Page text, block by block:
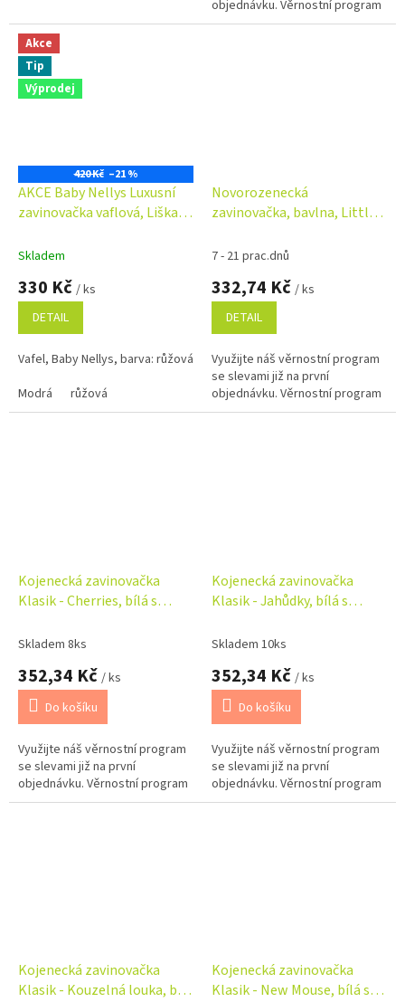
objednávku. Věrnostní program
Akce
Tip
Výprodej
420 Kč –21 %
AKCE Baby Nellys Luxusní
zavinovačka vaflová, Liška a
Skladem
330 Kč / ks
DETAIL
Vafel, Baby Nellys, barva: růžová
Modrá
růžová
Novorozenecká
zavinovačka, bavlna, Little
7 - 21 prac.dnů
332,74 Kč / ks
DETAIL
Využijte náš věrnostní program
se slevami již na první
objednávku. Věrnostní program
Kojenecká zavinovačka
Klasik - Cherries, bílá s
Skladem 8ks
352,34 Kč / ks
Do košíku
Využijte náš věrnostní program
se slevami již na první
objednávku. Věrnostní program
Kojenecká zavinovačka
Klasik - Jahůdky, bílá s
Skladem 10ks
352,34 Kč / ks
Do košíku
Využijte náš věrnostní program
se slevami již na první
objednávku. Věrnostní program
Kojenecká zavinovačka
Klasik - Kouzelná louka, bílá
Kojenecká zavinovačka
Klasik - New Mouse, bílá s